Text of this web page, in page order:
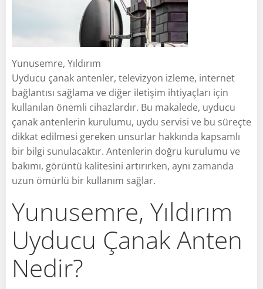
Yunusemre, Yıldırım
Uyducu çanak antenler, televizyon izleme, internet
bağlantısı sağlama ve diğer iletişim ihtiyaçları için
kullanılan önemli cihazlardır. Bu makalede, uyducu
çanak antenlerin kurulumu, uydu servisi ve bu süreçte
dikkat edilmesi gereken unsurlar hakkında kapsamlı
bir bilgi sunulacaktır. Antenlerin doğru kurulumu ve
bakımı, görüntü kalitesini artırırken, aynı zamanda
uzun ömürlü bir kullanım sağlar.
Yunusemre, Yıldırım
Uyducu Çanak Anten
Nedir?